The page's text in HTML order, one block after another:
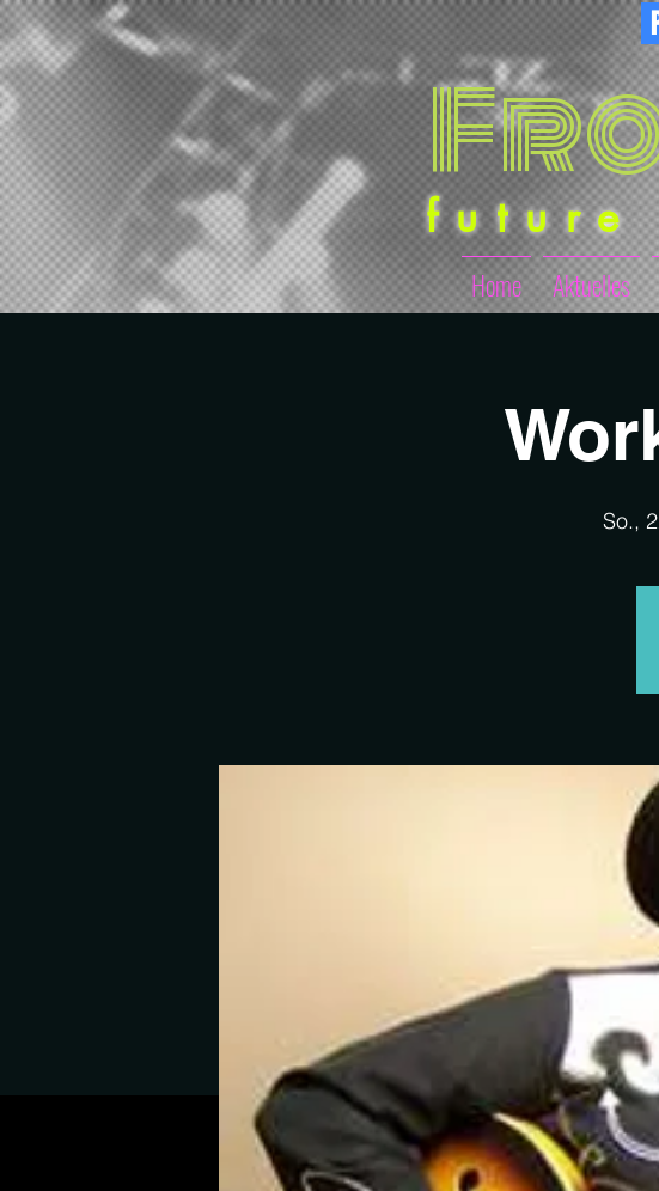
future
Home Aktuelles
So.,